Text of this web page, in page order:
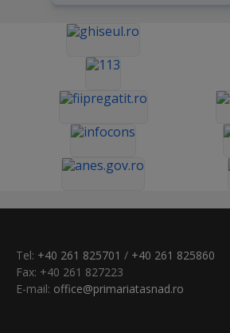
Tel: +40 261 825701 / +40 261 825860
Fax: +40 261 827223
E-mail: office@primariatasnad.ro